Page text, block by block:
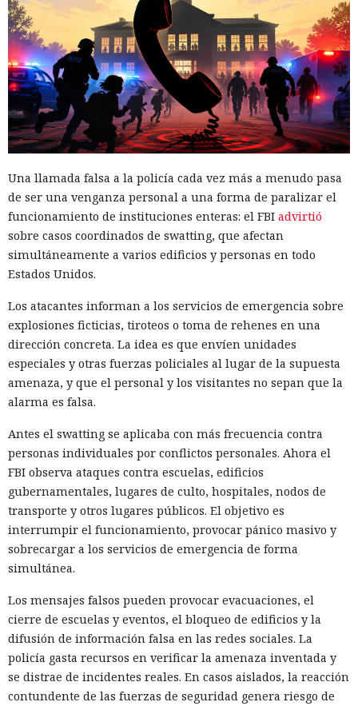
hizo el resto.
Las cadenas de suministro en el ecosistema npm rara vez
se rompen por un único punto de entrada, pero fue
ataque que fue detectado simultáneamente por cuatro
equipos —Aikido,Socket,Datadogy OpenSourceMalware
En un día el gusano afectó a más de 440 paquetes con un
total de dos mil millones de instalaciones por mes, entre
ellos keyv, flat-cache y file-entry-cache — bibliotecas que,
mediante cadenas de dependencias, están presentes en la
Los atacantes comprometieron la cuenta de Jared Ray —el
mantenedor de toda esta familia. Tras obtener acceso a
GitHub, introdujeron directamente código malicioso en la
rama principal y publicaron inmediatamente nuevas
versiones mediante GitHub Actions. Los paquetes se
publicaron con firmas criptográficas auténticas; no había
indicios formales de manipulación.
El código malicioso se insertaba en el momento de la
instalación. En package.json añadían un script «preinstall»
que, antes de obtener cualquier código, ejecutaba el archivo
setup.mjs. Ese archivo descargaba Bun —un runtime
alternativo de JavaScript— y con él lanzaba la carga
principal Math_Symbol.js. Utilizaron Bun
Una llamada falsa a la policía cada vez más a menudo pasa
de ser una venganza personal a una forma de paralizar el
funcionamiento de instituciones enteras: el FBI advirtió
sobre casos coordinados de swatting, que afectan
simultáneamente a varios edificios y personas en todo
Estados Unidos.
Los atacantes informan a los servicios de emergencia sobre
explosiones ficticias, tiroteos o toma de rehenes en una
dirección concreta. La idea es que envíen unidades
especiales y otras fuerzas policiales al lugar de la supuesta
amenaza, y que el personal y los visitantes no sepan que la
alarma es falsa.
Antes el swatting se aplicaba con más frecuencia contra
personas individuales por conflictos personales. Ahora el
FBI observa ataques contra escuelas, edificios
gubernamentales, lugares de culto, hospitales, nodos de
transporte y otros lugares públicos. El objetivo es
interrumpir el funcionamiento, provocar pánico masivo y
sobrecargar a los servicios de emergencia de forma
simultánea.
Los mensajes falsos pueden provocar evacuaciones, el
cierre de escuelas y eventos, el bloqueo de edificios y la
difusión de información falsa en las redes sociales. La
policía gasta recursos en verificar la amenaza inventada y
se distrae de incidentes reales. En casos aislados, la reacción
contundente de las fuerzas de seguridad genera riesgo de